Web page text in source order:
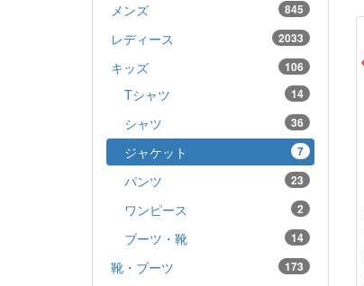
メンズ 845
レディース 2033
キッズ 106
Tシャツ 14
シャツ 36
ジャケット 7
パンツ 23
ワンピース 2
ブーツ・靴 14
靴・ブーツ 173